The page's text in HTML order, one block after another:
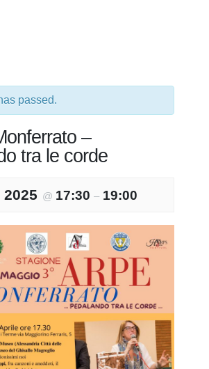
passed.
–
tra le corde
@ 17:30– 19:00